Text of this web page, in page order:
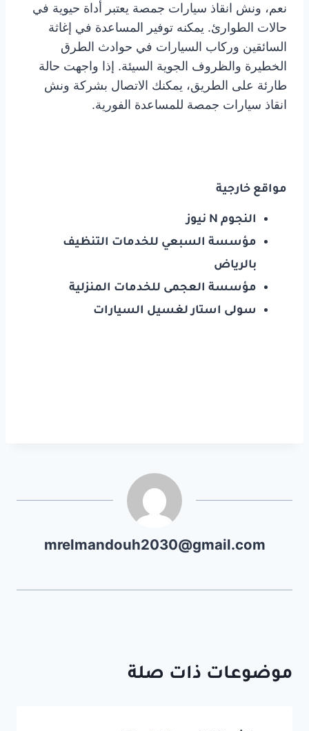
نعم، ونش انقاذ سيارات جمصة يعتبر أداة حيوية في
حالات الطوارئ. يمكنه توفير المساعدة في إغاثة
السائقين وركاب السيارات في حوادث الطرق
الخطيرة والظروف الجوية السيئة. إذا واجهت حالة
طارئة على الطريق، يمكنك الاتصال بشركة ونش
انقاذ سيارات جمصة للمساعدة الفورية.
مواقع خارجية
النجوم N نيوز
مؤسسة السبعي للخدمات التنظيف
بالرياض
مؤسسة العجمى للخدمات المنزلية
سولى استار لغسيل السيارات
mrelmandouh2030@gmail.com
موضوعات ذات صلة